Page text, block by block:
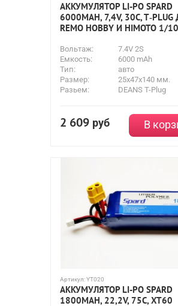
АККУМУЛЯТОР LI-PO SPARD
6000MAH, 7,4V, 30C, T‐PLUG
REMO HOBBY И HIMOTO 1/
Вольтаж:
7.4V 2S
Емкость:
6000 mAh
Тип:
авто
Размер:
25x47x140 мм.
Разьем:
DEANS T-Plug
2 609 руб В
Артикул:YT020
АККУМУЛЯТОР LI-PO SPARD
1800MAH, 22,2V, 75C, XT60